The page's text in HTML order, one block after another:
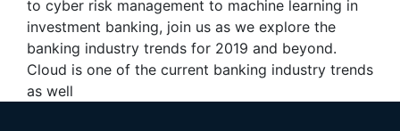
to cyber risk management to machine learning in
investment banking, join us as we explore the
banking industry trends for 2019 and beyond.
Cloud is one of the current banking industry trends
as well